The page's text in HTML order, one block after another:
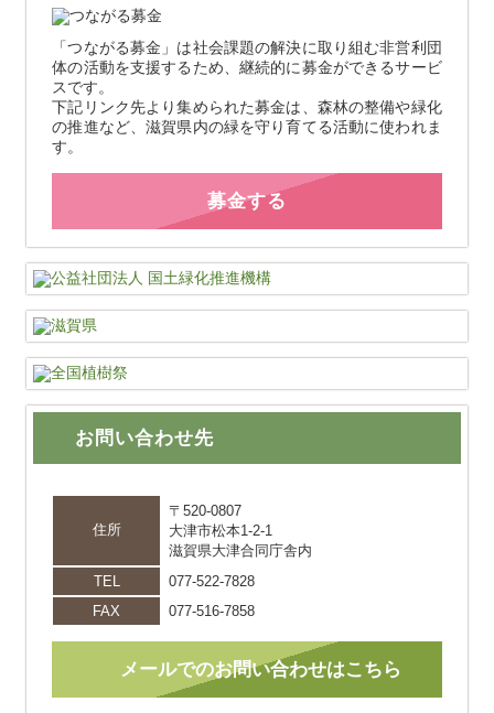
「つながる募金」は社会課題の解決に取り組む非営利団
体の活動を支援するため、継続的に募金ができるサービ
スです。
下記リンク先より集められた募金は、森林の整備や緑化
の推進など、滋賀県内の緑を守り育てる活動に使われま
す。
募金する
お問い合わせ先
住所
〒520-0807
大津市松本1-2-1
滋賀県大津合同庁舎内
TEL
077-522-7828
FAX
077-516-7858
メールでのお問い合わせはこちら